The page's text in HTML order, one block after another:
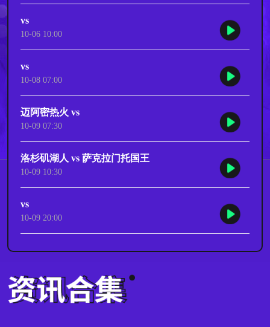
vs
10-06 10:00
vs
10-08 07:00
迈阿密热火 vs
10-09 07:30
洛杉矶湖人 vs 萨克拉门托国王
10-09 10:30
vs
10-09 20:00